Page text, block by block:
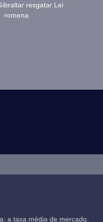
resgatar Lei
romena
a taxa média de mercado.